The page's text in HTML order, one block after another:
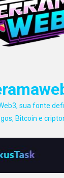
sua fonte
Bitcoin e